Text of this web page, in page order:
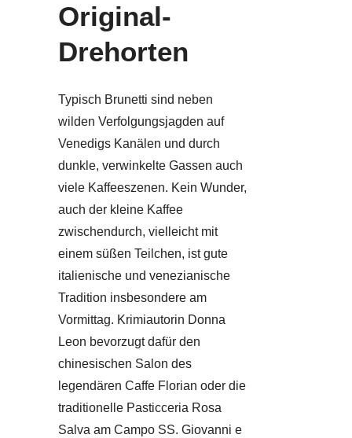
Original-
Drehorten
Typisch Brunetti sind neben
wilden Verfolgungsjagden auf
Venedigs Kanälen und durch
dunkle, verwinkelte Gassen auch
viele Kaffeeszenen. Kein Wunder,
auch der kleine Kaffee
zwischendurch, vielleicht mit
einem süßen Teilchen, ist gute
italienische und venezianische
Tradition insbesondere am
Vormittag. Krimiautorin Donna
Leon bevorzugt dafür den
chinesischen Salon des
legendären Caffe Florian oder die
traditionelle Pasticceria Rosa
Salva am Campo SS. Giovanni e